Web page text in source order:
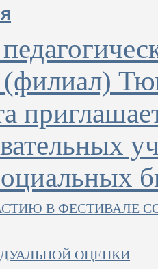
В ФЕСТИВАЛЕ
ОЦЕНКИ